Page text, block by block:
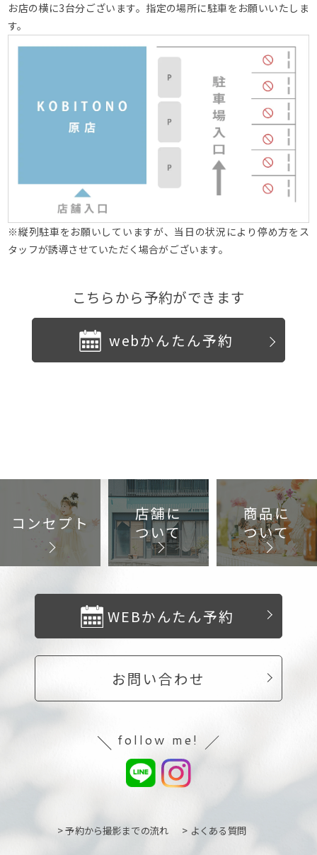
お店の横に3台分ございます。指定の場所に駐車をお願いいたしま
す。
※縦列駐車をお願いしていますが、当日の状況により停め方をス
タッフが誘導させていただく場合がございます。
こちらから予約ができます
webかんたん予約
コンセプト
店舗に
ついて
商品に
ついて
お問い合わせ
WEBかんたん予約
follow me!
> 予約から撮影までの流れ > よくある質問